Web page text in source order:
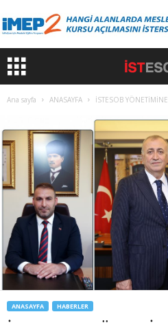
Ana sayfa ANASAYFA İSTESOB
ANASAYFA HABERLER